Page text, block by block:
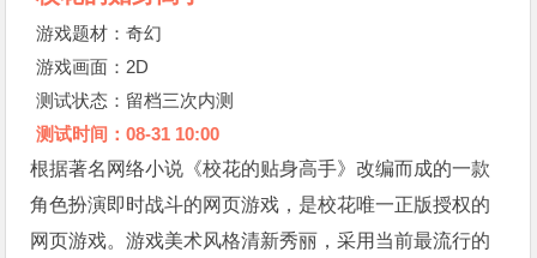
游戏题材：奇幻
游戏画面：2D
测试状态：留档三次内测
测试时间：08-31 10:00
根据著名网络小说《校花的贴身高手》改编而成的一款
角色扮演即时战斗的网页游戏，是校花唯一正版授权的
网页游戏。游戏美术风格清新秀丽，采用当前最流行的